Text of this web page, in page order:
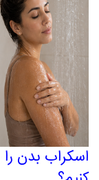
اسکراب بدن